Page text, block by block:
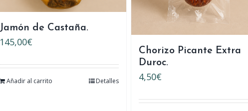
Jamón de Castaña.
145,00€
Añadir al carrito Detalles
Chorizo Picante Extra
Duroc.
4,50€